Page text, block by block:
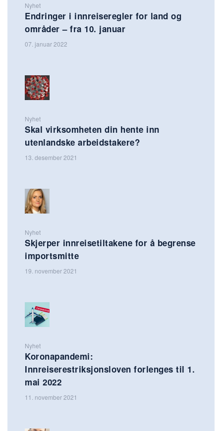
Nyhet
Endringer i innreiseregler for land og
områder – fra 10. januar
07. januar 2022
Nyhet
Skal virksomheten din hente inn
utenlandske arbeidstakere?
13. desember 2021
Nyhet
Skjerper innreisetiltakene for å begrense
importsmitte
19. november 2021
Nyhet
Koronapandemi:
Innreiserestriksjonsloven forlenges til 1.
mai 2022
11. november 2021